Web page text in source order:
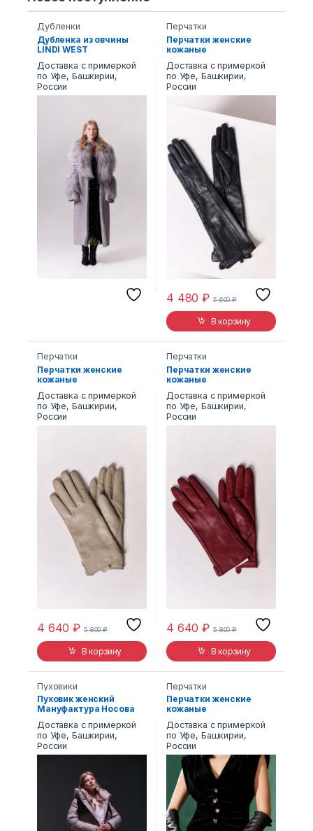
Дубленки
Дубленка из овчины
LINDI WEST
Доставка с примеркой
по Уфе, Башкирии,
России
Перчатки
Перчатки женские
кожаные
Доставка с примеркой
по Уфе, Башкирии,
России
4 480₽ 5 600₽
В корзину
Перчатки
Перчатки женские
кожаные
Доставка с примеркой
по Уфе, Башкирии,
России
4 640₽ 5 800₽
В корзину
Перчатки
Перчатки женские
кожаные
Доставка с примеркой
по Уфе, Башкирии,
России
4 640₽ 5 800₽
В корзину
Пуховики
Пуховик женский
Мануфактура Носова
Доставка с примеркой
по Уфе, Башкирии,
России
Перчатки
Перчатки женские
кожаные
Доставка с примеркой
по Уфе, Башкирии,
России